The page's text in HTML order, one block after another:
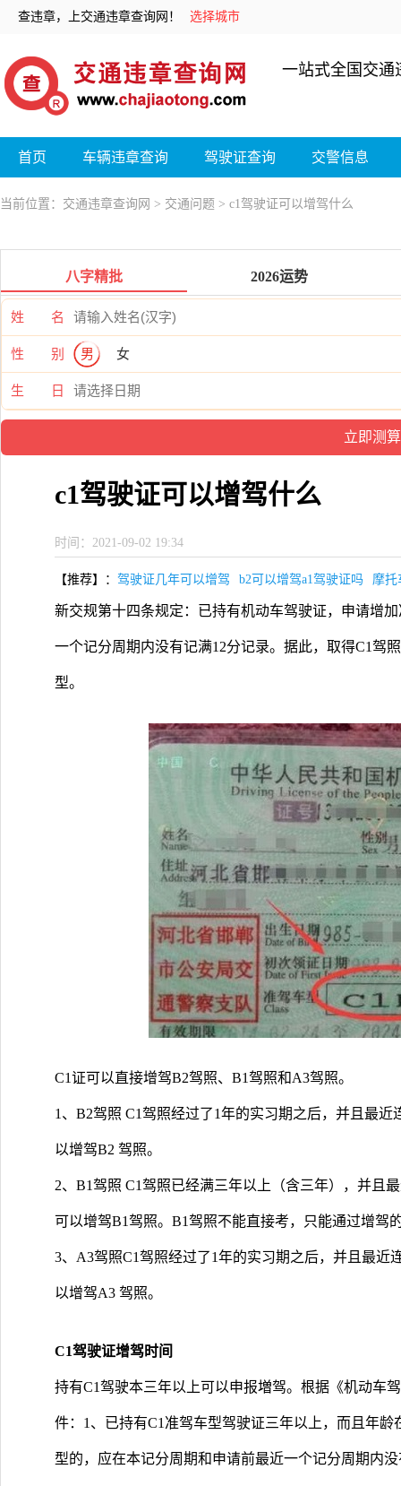
查违章，上交通违章查询网！ 选择城市
一站式全国交通
首页 车辆违章查询 驾驶证查询 交警信息
当前位置： 交通违章查询网 > 交通问题 > c1驾驶证可以增驾什么
八字精批 2026运势
姓 名
性 别 男 女
生 日
c1驾驶证可以增驾什么
时间：2021-09-02 19:34
【推荐】： 驾驶证几年可以增驾 b2可以增驾a1驾驶证吗 摩托
新交规第十四条规定：已持有机动车驾驶证，申请增
一个记分周期内没有记满12分记录。据此，取得C1驾
型。
C1证可以直接增驾B2驾照、B1驾照和A3驾照。
1、B2驾照 C1驾照经过了1年的实习期之后，并且最
以增驾B2 驾照。
2、B1驾照 C1驾照已经满三年以上（含三年），并且
可以增驾B1驾照。B1驾照不能直接考，只能通过增驾
3、A3驾照C1驾照经过了1年的实习期之后，并且最近
以增驾A3 驾照。
C1驾驶证增驾时间
持有C1驾驶本三年以上可以申报増驾。根据《机动车
件：1、已持有C1准驾车型驾驶证三年以上，而且年
型的，应在本记分周期和申请前最近一个记分周期内